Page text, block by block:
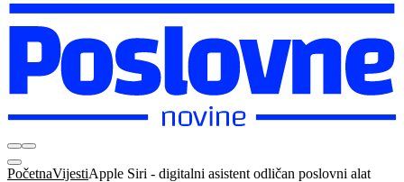
PočetnaVijestiApple Siri - digitalni asistent odličan poslovni alat